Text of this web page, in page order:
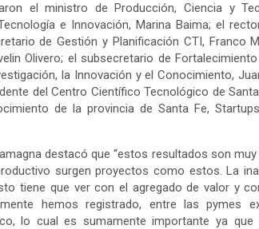
el ministro de Producción, Ciencia y
e Innovación, Marina Baima; el
de Gestión y Planificación CTI, Franco
Olivero; el subsecretario de
la Innovación y el Conocimiento,
del Centro Científico Tecnológico de
de la provincia de Santa Fe,
destacó que “estos resultados son
surgen proyectos como estos. La
tiene que ver con el agregado de valor y
hemos registrado, entre las pymes
lo cual es sumamente importante ya